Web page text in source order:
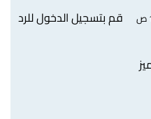
قم بتسجيل الدخول للرد